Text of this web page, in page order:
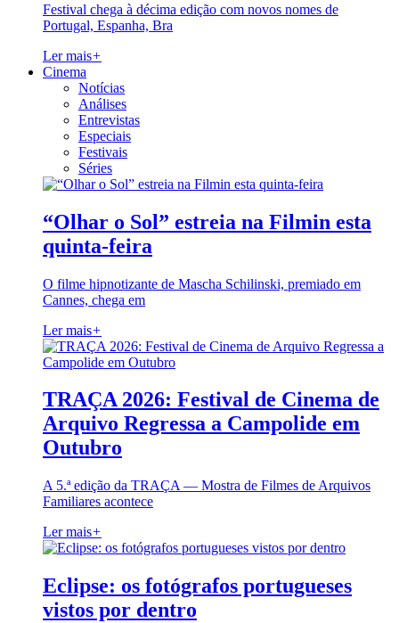
Festival chega à décima edição com novos nomes de
Portugal, Espanha, Bra
Ler mais+
Cinema
Notícias
Análises
Entrevistas
Especiais
Festivais
Séries
“Olhar o Sol” estreia na Filmin esta
quinta-feira
O filme hipnotizante de Mascha Schilinski, premiado em
Cannes, chega em
Ler mais+
TRAÇA 2026: Festival de Cinema de
Arquivo Regressa a Campolide em
Outubro
A 5.ª edição da TRAÇA — Mostra de Filmes de Arquivos
Familiares acontece
Ler mais+
Eclipse: os fotógrafos portugueses
vistos por dentro